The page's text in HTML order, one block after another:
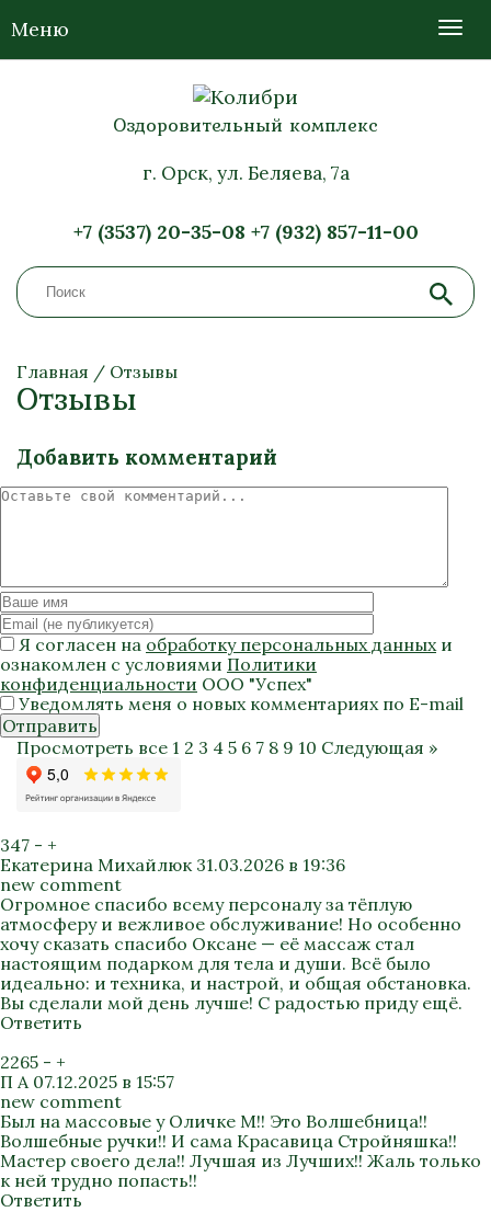
Оздоровительный комплекс
г. Орск, ул. Беляева, 7а
+7 (3537) 20-35-08 +7 (932) 857-11-00
Меню
Главная / Отзывы
Отзывы
Добавить комментарий
Я согласен на обработку персональных данныхи
ознакомлен с условиями Политики
конфиденциальности ООО "Успех"
Уведомлять меня о новых комментариях по E-mail
Отправить
Просмотреть все 1 2 3 4 5 6 7 8 9 10 Следующая »
347 - +
Екатерина Михайлюк 31.03.2026 в 19:36
new comment
Огромное спасибо всему персоналу за тёплую
атмосферу и вежливое обслуживание! Но особенно
хочу сказать спасибо Оксане — её массаж стал
настоящим подарком для тела и души. Всё было
идеально: и техника, и настрой, и общая обстановка.
Вы сделали мой день лучше! С радостью приду ещё.
Ответить
2265 - +
П А 07.12.2025 в 15:57
new comment
Был на массовые у Оличке М!! Это Волшебница!!
Волшебные ручки!! И сама Красавица Стройняшка!!
Мастер своего дела!! Лучшая из Лучших!! Жаль только
к ней трудно попасть!!
Ответить